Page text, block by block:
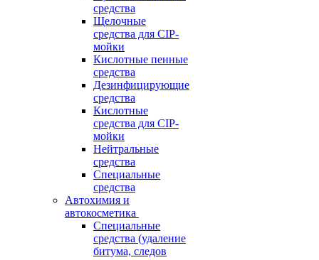
средства
Щелочные
средства для CIP-
мойки
Кислотные пенные
средства
Дезинфицирующие
средства
Кислотные
средства для CIP-
мойки
Нейтральные
средства
Специальные
средства
Автохимия и
автокосметика
Специальные
средства (удаление
битума, следов